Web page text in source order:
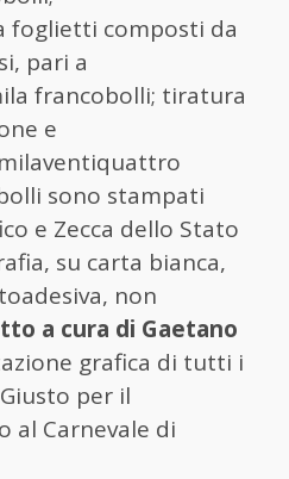
foglietti composti da
pari a
francobolli; tiratura
e
sono stampati
e Zecca dello Stato
su carta bianca,
non
a cura di Gaetano
grafica di tutti i
per il
al Carnevale di